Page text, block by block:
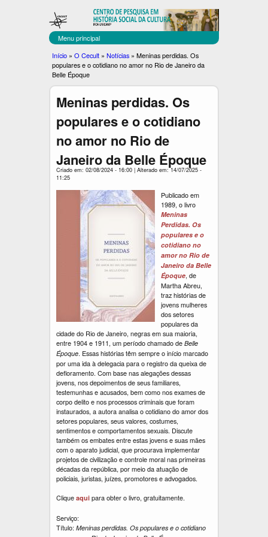
Pular
para
o
conteúdo
principal
C
E
C
U
L
T
Menu principal
Você
está
aqui
Início » O Cecult » Notícias » Meninas perdidas. Os
populares e o cotidiano no amor no Rio de Janeiro da
Belle Époque
Meninas perdidas. Os
populares e o cotidiano
no amor no Rio de
Janeiro da Belle Époque
Criado em: 02/08/2024 - 16:00 | Alterado em: 14/07/2025 -
11:25
Publicado em
1989, o livro
Meninas
Perdidas. Os
populares e o
cotidiano no
amor no Rio de
Janeiro da Belle
Époque, de
Martha Abreu,
traz histórias de
jovens mulheres
dos setores
populares da
cidade do Rio de Janeiro, negras em sua maioria,
entre 1904 e 1911, um período chamado de Belle
Époque. Essas histórias têm sempre o início marcado
por uma ida à delegacia para o registro da queixa de
defloramento. Com base nas alegações dessas
jovens, nos depoimentos de seus familiares,
testemunhas e acusados, bem como nos exames de
corpo delito e nos processos criminais que foram
instaurados, a autora analisa o cotidiano do amor dos
setores populares, seus valores, costumes,
sentimentos e comportamentos sexuais. Discute
também os embates entre estas jovens e suas mães
com o aparato judicial, que procurava implementar
projetos de civilização e controle moral nas primeiras
décadas da república, por meio da atuação de
policiais, juristas, juízes, promotores e advogados.
Clique aqui para obter o livro, gratuitamente.
Serviço:
Título: Meninas perdidas. Os populares e o cotidiano